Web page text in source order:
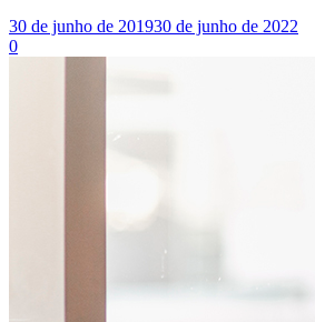
30 de junho de 201930 de junho de 2022
0